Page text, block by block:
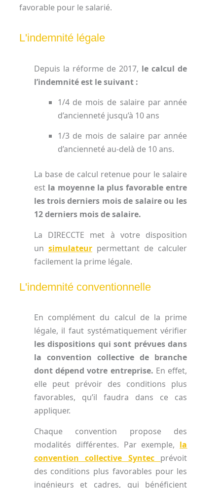
favorable pour le salarié.
L'indemnité légale
Depuis la réforme de 2017, le calcul de
l’indemnité est le suivant :
1/4 de mois de salaire par année
d’ancienneté jusqu’à 10 ans
1/3 de mois de salaire par année
d’ancienneté au-delà de 10 ans.
La base de calcul retenue pour le salaire
estla moyenne la plus favorable entre
les trois derniers mois de salaire ou les
12 derniers mois de salaire.
La DIRECCTE met à votre disposition
un simulateurpermettant de calculer
facilement la prime légale.
L'indemnité conventionnelle
En complément du calcul de la prime
légale, il faut systématiquement vérifier
les dispositions qui sont prévues dans
la convention collective de branche
dont dépend votre entreprise. En effet,
elle peut prévoir des conditions plus
favorables, qu’il faudra dans ce cas
appliquer.
Chaque convention propose des
modalités différentes. Par exemple, la
convention collective Syntec
prévoit
des conditions plus favorables pour les
ingénieurs et cadres, qui bénéficient